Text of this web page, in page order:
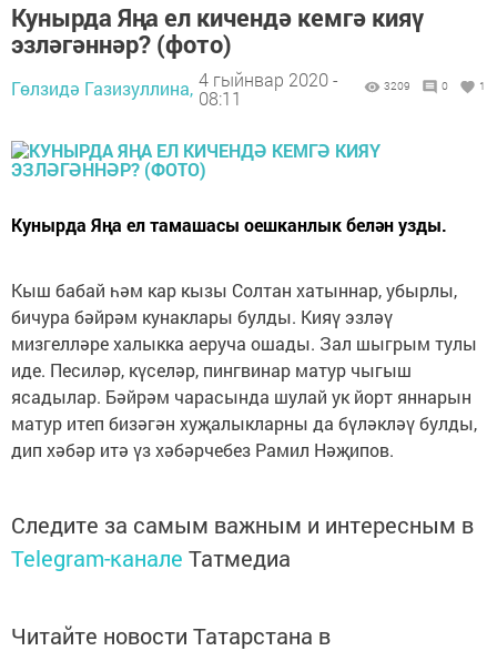
Кунырда Яңа ел кичендә кемгә кияү
эзләгәннәр? (фото)
Гөлзидә Газизуллина, 4 гыйнвар 2020 -
08:11
3209 0 1
Кунырда Яңа ел тамашасы оешканлык белән узды.
Кыш бабай һәм кар кызы Солтан хатыннар, убырлы,
бичура бәйрәм кунаклары булды. Кияү эзләү
мизгелләре халыкка аеруча ошады. Зал шыгрым тулы
иде. Песиләр, күселәр, пингвинар матур чыгыш
ясадылар. Бәйрәм чарасында шулай ук йорт яннарын
матур итеп бизәгән хуҗалыкларны да бүләкләү булды,
дип хәбәр итә үз хәбәрчебез Рамил Нәҗипов.
Следите за самым важным и интересным в
Telegram-канале Татмедиа
Читайте новости Татарстана в